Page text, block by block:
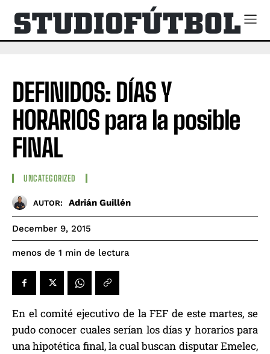
DEFINIDOS: DÍAS Y
HORARIOS para la posible
FINAL
UNCATEGORIZED
AUTOR: Adrián Guillén
December 9, 2015
menos de 1 min de lectura
En el comité ejecutivo de la FEF de este martes, se
pudo conocer cuales serían los días y horarios para
una hipotética final, la cual buscan disputar Emelec,